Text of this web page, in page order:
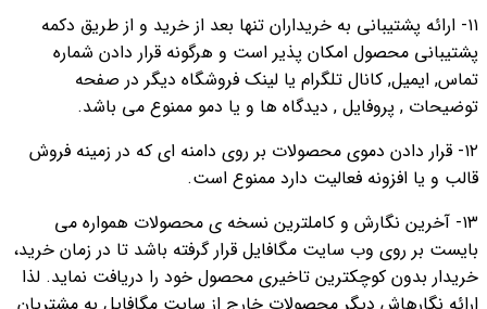
۱۱- ارائه پشتیبانی به خریداران تنها بعد از خرید و از طریق دکمه
پشتیبانی محصول امکان پذیر است و هرگونه قرار دادن شماره
تماس, ایمیل, کانال تلگرام یا لینک فروشگاه دیگر در صفحه
توضیحات , پروفایل , دیدگاه ها و یا دمو ممنوع می باشد.
۱۲- قرار دادن دموی محصولات بر روی دامنه ای که در زمینه فروش
قالب و یا افزونه فعالیت دارد ممنوع است.
۱۳- آخرین نگارش و کاملترین نسخه ی محصولات همواره می
بایست بر روی وب سایت مگافایل قرار گرفته باشد تا در زمان خرید،
خریدار بدون کوچکترین تاخیری محصول خود را دریافت نماید. لذا